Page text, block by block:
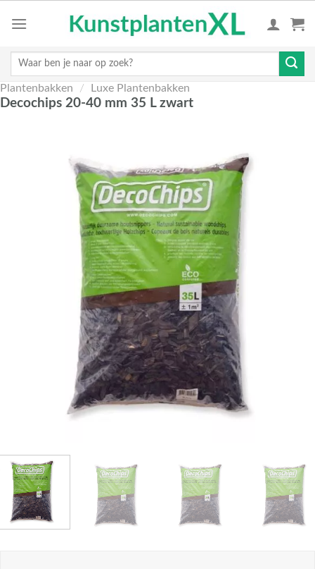
Zoeken
Plantenbakken / Luxe Plantenbakken
Decochips 20-40 mm 35 L zwart